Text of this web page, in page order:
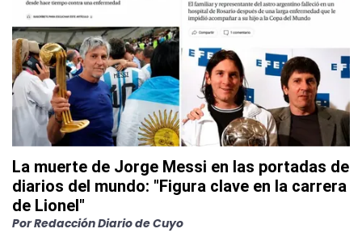
La muerte de Jorge Messi en las portadas de
diarios del mundo: "Figura clave en la carrera
de Lionel"
PorRedacción Diario de Cuyo